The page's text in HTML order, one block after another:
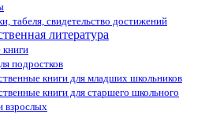
табеля, свидетельство достижений
литература
книги
подростков
книги для младших школьников
книги для старшего школьного
взрослых